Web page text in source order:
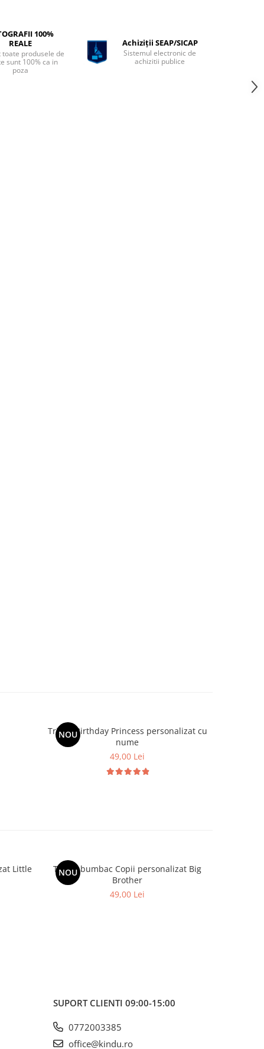
100%
REALE
toate produsele de
sunt 100% ca in
poza
Achiziții SEAP/SICAP
Sistemul electronic de
achizitii publice
NOU
Tricou Birthday Princess personalizat cu
nume
49,00 Lei
NOU
Tricou bumbac Copii personalizat Big
Brother
49,00 Lei
SUPORT CLIENTI 09:00-15:00
0772003385
office@kindu.ro